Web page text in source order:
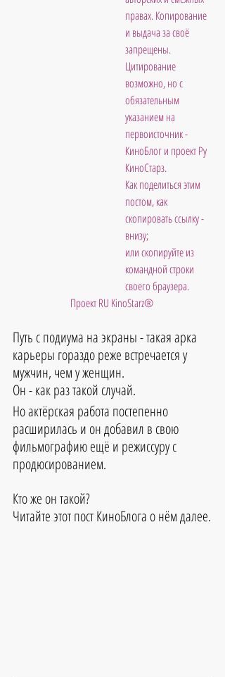
правах. Копирование
и выдача за своё
запрещены.
Цитирование
возможно, но с
обязательным
указанием на
первоисточник -
КиноБлог и проект Ру
КиноСтарз.
Как поделиться этим
постом, как
скопировать ссылку -
внизу;
или скопируйте из
командной строки
своего браузера.
Проект RU KinoStarz®
Путь с подиума на экраны - такая арка
карьеры гораздо реже встречается у
мужчин, чем у женщин.
Он - как раз такой случай.
Но актёрская работа постепенно
расширилась и он добавил в свою
фильмографию ещё и режиссуру с
продюсированием.
Кто же он такой?
Читайте этот пост КиноБлога о нём далее.